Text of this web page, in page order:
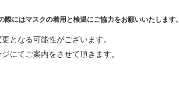
にはマスクの着用と検温にご協力をお願いいたします。
となる可能性がございます。
にてご案内をさせて頂きます。